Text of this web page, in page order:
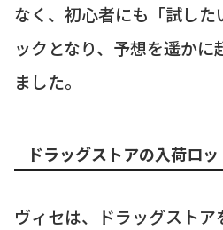
なく、初心者にも「試した
ックとなり、予想を遥かに
ました。
ドラッグストアの入荷ロ
ヴィセは、ドラッグスト